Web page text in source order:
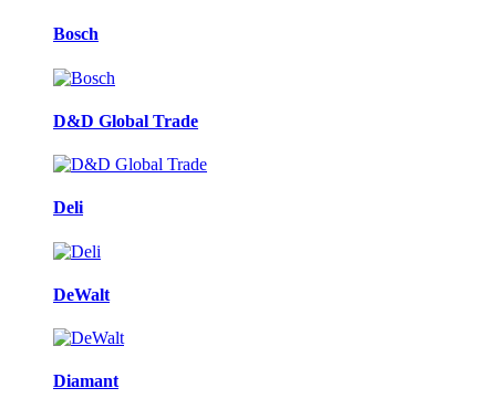
Bosch
D&D Global Trade
Deli
DeWalt
Diamant